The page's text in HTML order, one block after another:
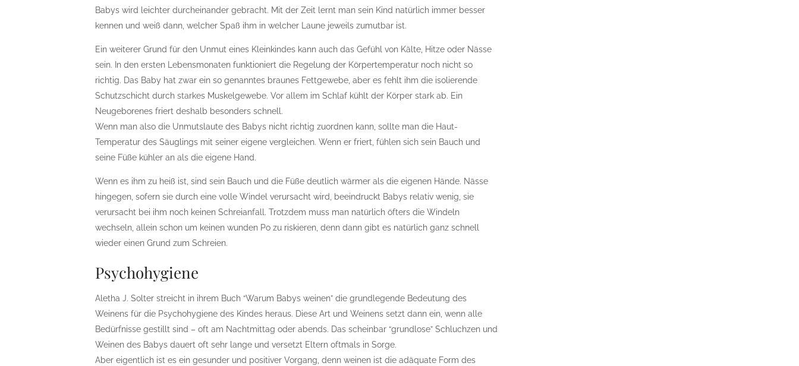
Babys wird leichter durcheinander gebracht. Mit der Zeit lernt man sein Kind natürlich immer besser
kennen und weiß dann, welcher Spaß ihm in welcher Laune jeweils zumutbar ist.
Ein weiterer Grund für den Unmut eines Kleinkindes kann auch das Gefühl von Kälte, Hitze oder Nässe
sein. In den ersten Lebensmonaten funktioniert die Regelung der Körpertemperatur noch nicht so
richtig. Das Baby hat zwar ein so genanntes braunes Fettgewebe, aber es fehlt ihm die isolierende
Schutzschicht durch starkes Muskelgewebe. Vor allem im Schlaf kühlt der Körper stark ab. Ein
Neugeborenes friert deshalb besonders schnell.
Wenn man also die Unmutslaute des Babys nicht richtig zuordnen kann, sollte man die Haut-
Temperatur des Säuglings mit seiner eigene vergleichen. Wenn er friert, fühlen sich sein Bauch und
seine Füße kühler an als die eigene Hand.
Wenn es ihm zu heiß ist, sind sein Bauch und die Füße deutlich wärmer als die eigenen Hände. Nässe
hingegen, sofern sie durch eine volle Windel verursacht wird, beeindruckt Babys relativ wenig, sie
verursacht bei ihm noch keinen Schreianfall. Trotzdem muss man natürlich öfters die Windeln
wechseln, allein schon um keinen wunden Po zu riskieren, denn dann gibt es natürlich ganz schnell
wieder einen Grund zum Schreien.
Psychohygiene
Aletha J. Solter streicht in ihrem Buch “Warum Babys weinen” die grundlegende Bedeutung des
Weinens für die Psychohygiene des Kindes heraus. Diese Art und Weinens setzt dann ein, wenn alle
Bedürfnisse gestillt sind – oft am Nachtmittag oder abends. Das scheinbar “grundlose” Schluchzen und
Weinen des Babys dauert oft sehr lange und versetzt Eltern oftmals in Sorge.
Aber eigentlich ist es ein gesunder und positiver Vorgang, denn weinen ist die adäquate Form des